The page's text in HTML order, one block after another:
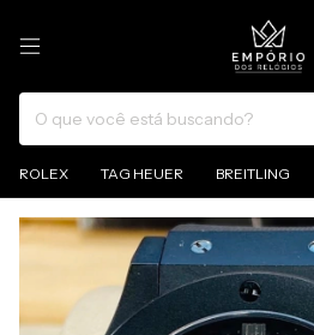
ROLEX TAG HEUER BREITLING